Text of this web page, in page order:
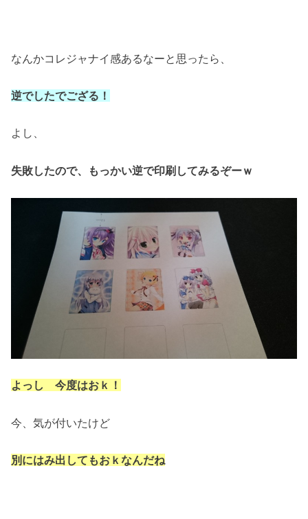
なんかコレジャナイ感あるなーと思ったら、
逆でしたでござる！
よし、
失敗したので、もっかい逆で印刷してみるぞーｗ
よっし 今度はおｋ！
今、気が付いたけど
別にはみ出してもおｋなんだね